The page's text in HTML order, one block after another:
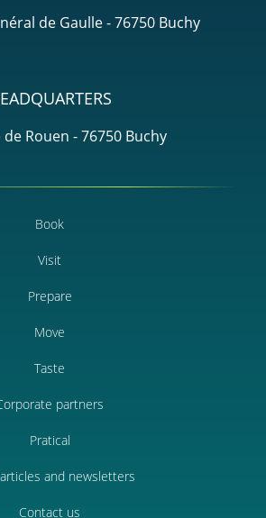
de Gaulle - 76750 Buchy
Rouen - 76750 Buchy
Book
Visit
Prepare
Move
Taste
partners
Pratical
and newsletters
Contact us